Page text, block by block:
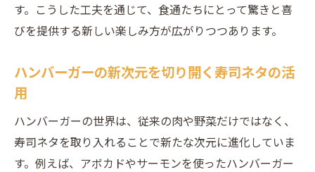
す。こうした工夫を通じて、食通たちにとって驚きと喜
びを提供する新しい楽しみ方が広がりつつあります。
ハンバーガーの新次元を切り開く寿司ネタの活
用
ハンバーガーの世界は、従来の肉や野菜だけではなく、
寿司ネタを取り入れることで新たな次元に進化していま
す。例えば、アボカドやサーモンを使ったハンバーガー